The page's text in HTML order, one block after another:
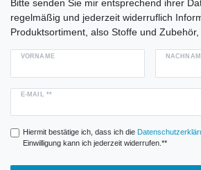
Bitte senden Sie mir entsprechend ihrer
regelmäßig und jederzeit widerruflich
Produktsortiment, also Stoffe und
VORNAME
E-MAIL **
Hiermit bestätige ich, dass ich die
Einwilligung kann ich jederzeit widerrufen.**